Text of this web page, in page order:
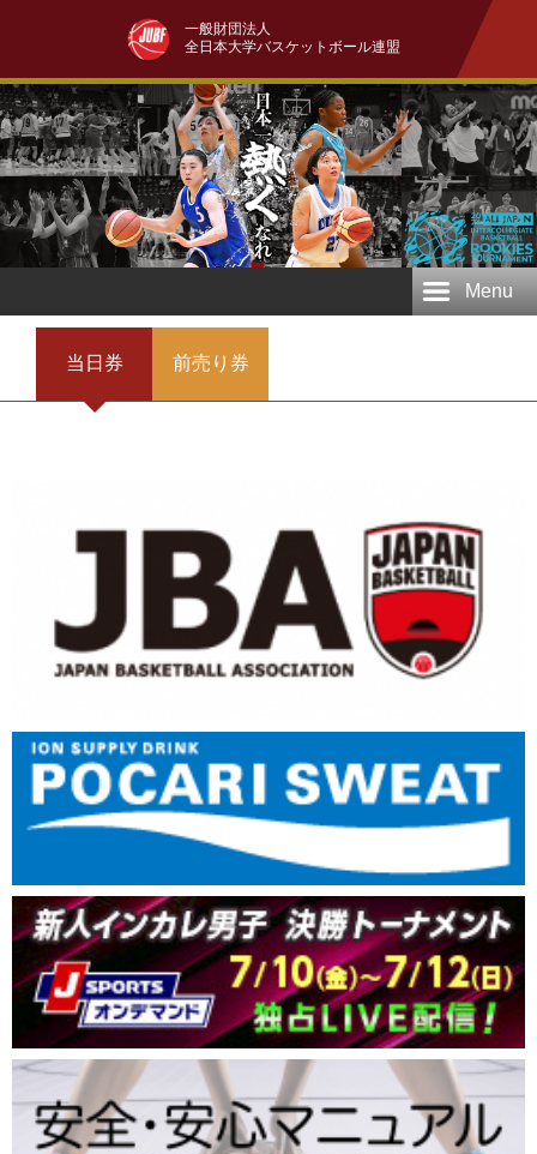
一般財団法人
全日本大学バスケットボール連盟
Menu
当日券 前売り券